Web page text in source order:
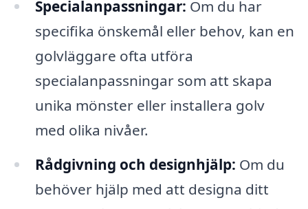
Specialanpassningar: Om du har
specifika önskemål eller behov, kan en
golvläggare ofta utföra
specialanpassningar som att skapa
unika mönster eller installera golv
med olika nivåer.
Rådgivning och designhjälp: Om du
behöver hjälp med att designa ditt